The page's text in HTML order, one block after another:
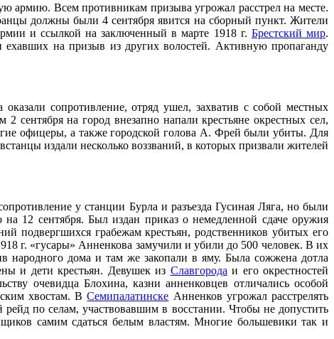
армию. Всем противникам призыва угрожал расстрел на месте.
должны были 4 сентября явится на сборный пункт. Жители
и ссылкой на заключенный в марте 1918 г. Брестский мир.
на призыв из других волостей. Активную пропаганду
сопротивление, отряд ушел, захватив с собой местных
сентября на город внезапно напали крестьяне окрестных сел,
офицеры, а также городской голова А. Фрей были убиты. Для
издали несколько воззваний, в которых призвали жителей
у станции Бурла и разъезда Гусиная Ляга, но были
на 12 сентября. Был издан приказ о немедленной сдаче оружия
подвергшихся грабежам крестьян, родственников убитых его
г. «гусары» Анненкова замучили и убили до 500 человек. В их
народного дома и там же закопали в яму. Была сожжена дотла
и дети крестьян. Девушек из Славгорода и его окрестностей
очевидца Блохина, казни анненковцев отличались особой
хвостам. ВСемипалатинске Анненков угрожал расстрелять
по селам, участвовавшим в восстании. Чтобы не допустить
самим сдаться белым властям. Многие большевики так и